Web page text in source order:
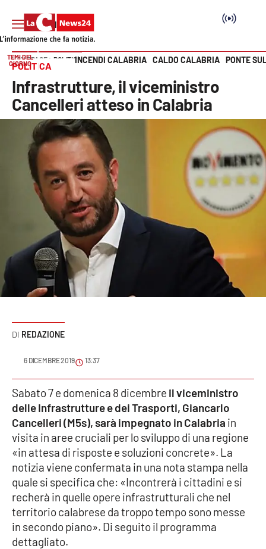
Cronaca
Politica
Attualità
Economia e lavoro
Italia Mondo
Sanità
Cultura
Podcast
Meteo
Editoriali
VIDEO
Ambiente
Cronaca
Vai
TEMI DEL
GIORNO
INCENDI CALABRIA CALDO CALABRIA PONTE
HOME PAGE POLITICA
POLITICA
Infrastrutture, il viceministro
Cancelleri atteso in Calabria
REDAZIONE
6 DICEMBRE 2019 13:37
Sabato 7 e domenica 8 dicembre il viceministro
delle Infrastrutture e dei Trasporti, Giancarlo
Cancelleri (M5s), sarà impegnato in Calabria in
visita in aree cruciali per lo sviluppo di una regione
«in attesa di risposte e soluzioni concrete». La
notizia viene confermata in una nota stampa nella
quale si specifica che: «Incontrerà i cittadini e si
recherà in quelle opere infrastrutturali che nel
territorio calabrese da troppo tempo sono messe
in secondo piano». Di seguito il programma
dettagliato.